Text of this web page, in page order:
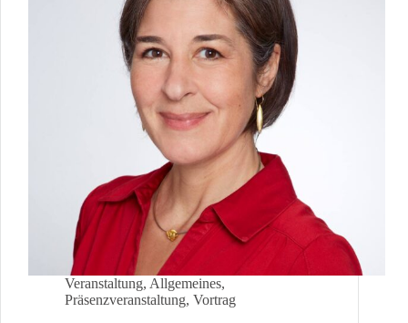
Veranstaltung, Allgemeines,
Präsenzveranstaltung, Vortrag